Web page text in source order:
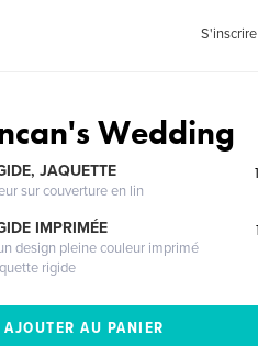
S'inscrire
Wedding
JAQUETTE
sur couverture en lin
IMPRIMÉE
design pleine couleur imprimé
rigide